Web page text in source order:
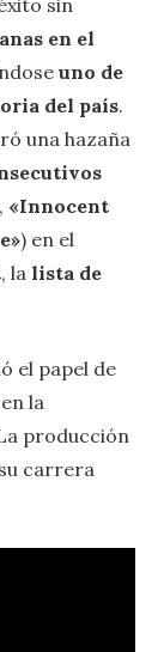
sin
en el
uno de
del país.
una hazaña
, «Innocent
) en el
, la lista de
el papel de
en la
producción
carrera